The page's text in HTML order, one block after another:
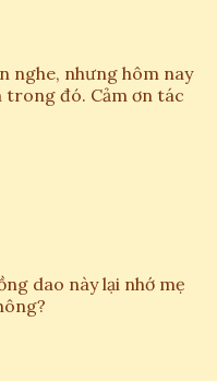
nghe, nhưng hôm nay
trong đó. Cảm ơn tác
dao này lại nhớ mẹ